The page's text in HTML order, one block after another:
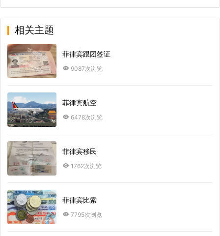
相关主题
菲律宾跟团签证
9087次浏览
菲律宾航空
6478次浏览
菲律宾移民
1762次浏览
菲律宾比索
7795次浏览